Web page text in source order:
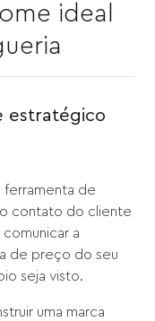
ideal
estratégico
ferramenta de
contato do cliente
a
de preço do seu
seja visto.
uma marca